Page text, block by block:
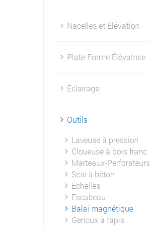
Nacelles et Élévation
Plate-Forme Élévatrice
Éclairage
Outils
Laveuse à pression
Cloueuse à bois franc
Marteaux-Perforateurs
Scie à béton
Échelles
Escabeau
Balai magnétique
Genoux à tapis